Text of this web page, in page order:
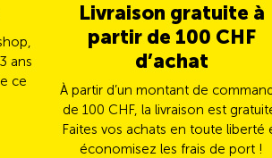
ans
ce
Livraison gratuite à
partir de 100 CHF
d’achat
À partir d’un montant de
de 100 CHF, la livraison est
Faites vos achats en toute liberté
économisez les frais de port !